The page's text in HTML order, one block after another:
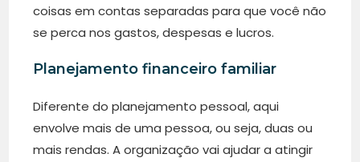
coisas em contas separadas para que você não
se perca nos gastos, despesas e lucros.
Planejamento financeiro familiar
Diferente do planejamento pessoal, aqui
envolve mais de uma pessoa, ou seja, duas ou
mais rendas. A organização vai ajudar a atingir